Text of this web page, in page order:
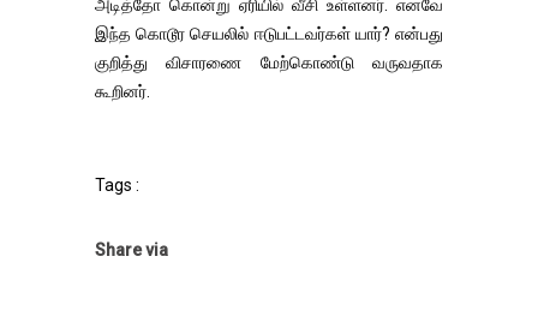
அடித்தோ கொன்று ஏரியில் வீசி உள்ளனர். எனவே
இந்த கொடூர செயலில் ஈடுபட்டவர்கள் யார்? என்பது
குறித்து விசாரணை மேற்கொண்டு வருவதாக
கூறினர்.
Tags :
Share via